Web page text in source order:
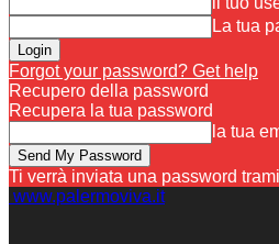
La tua
Forgot your password? Get help
Recupero della password
Recupera la tua password
la tua
Ti verrà inviata una password
www.palermoviva.it